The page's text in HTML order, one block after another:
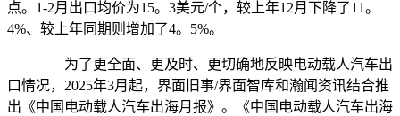
点。1-2月出口均价为15。3美元/个，较上年12月下降了11。
4%、较上年同期则增加了4。5%。
为了更全面、更及时、更切确地反映电动载人汽车出
口情况，2025年3月起，界面旧事/界面智库和瀚闻资讯结合推
出《中国电动载人汽车出海月报》。《中国电动载人汽车出海